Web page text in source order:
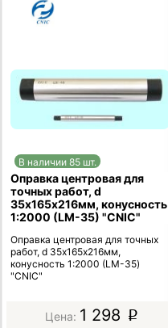
В наличии 85 шт.
Оправка центровая для
точных работ, d
35х165х216мм, конусность
1:2000 (LM-35) "CNIC"
Оправка центровая для точных
работ, d 35х165х216мм,
конусность 1:2000 (LM-35)
"CNIC"
1 298 p